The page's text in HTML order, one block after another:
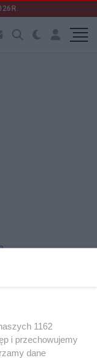
1162
i przechowujemy
dane